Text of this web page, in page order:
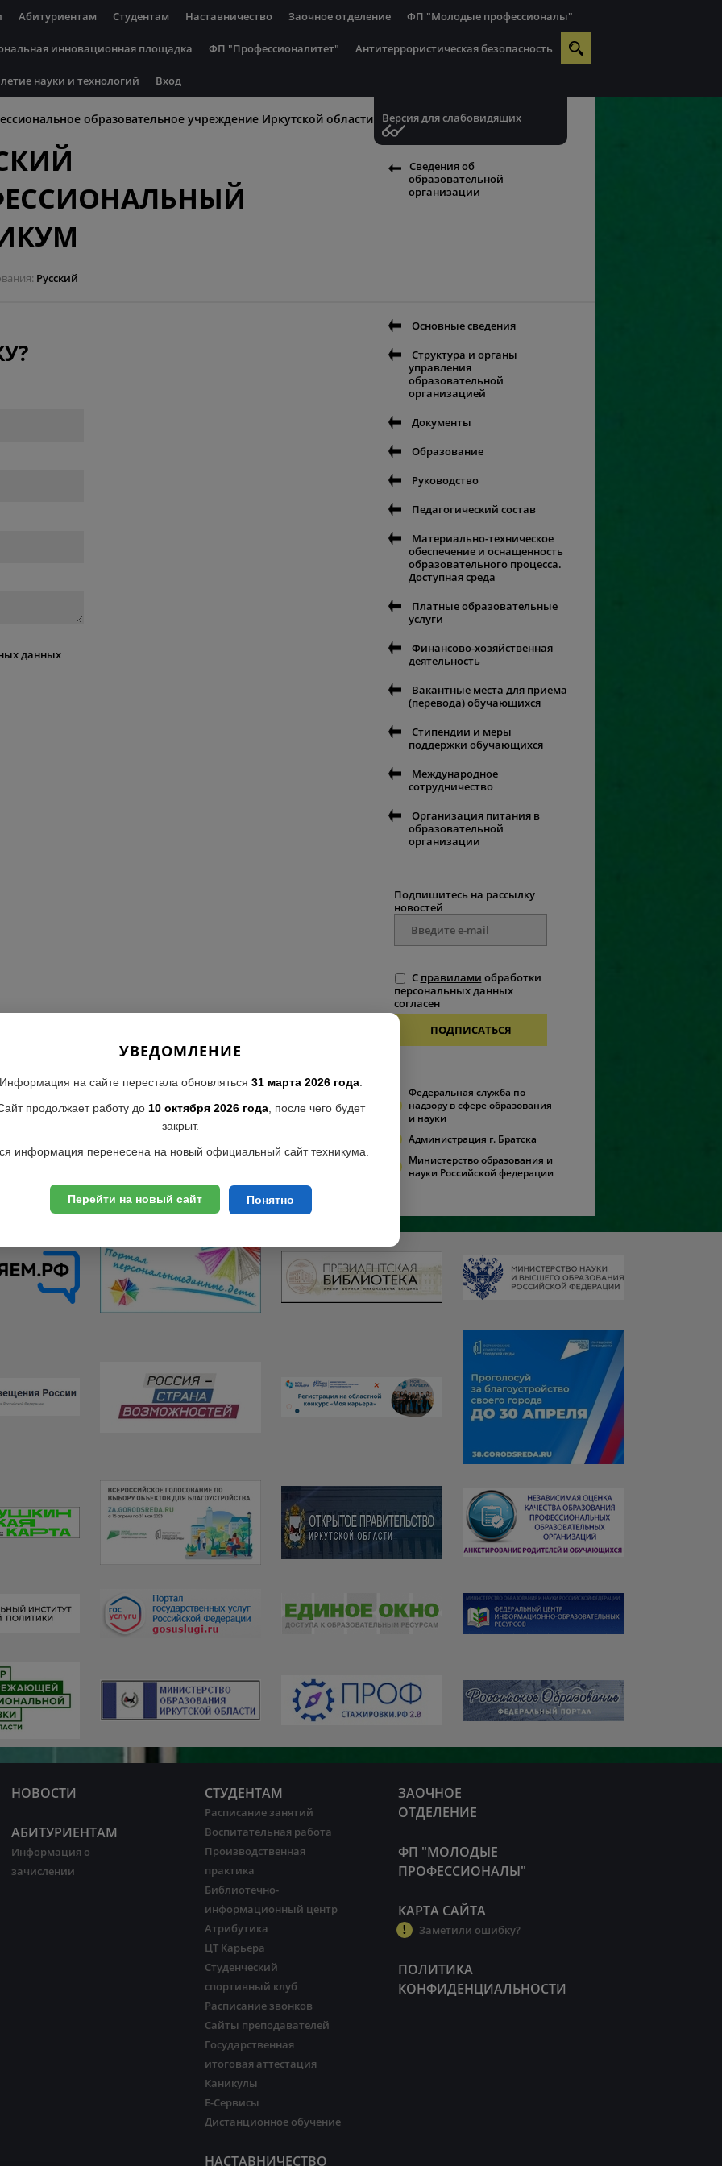
Абитуриентам Студентам Наставничество Заочное отделение ФП "Молодые профессионалы"
инновационная площадка ФП "Профессионалитет" Антитеррористическая безопасность
науки и технологий Вход
образовательное учреждение Иркутской области
Русский
Версия для слабовидящих
Сведения об
образовательной
организации
данных
Основные сведения
Структура и органы
управления
образовательной
организацией
Документы
Образование
Руководство
Педагогический состав
Материально-техническое
обеспечение и оснащенность
образовательного процесса.
Доступная среда
Платные образовательные
услуги
Финансово-хозяйственная
деятельность
Вакантные места для приема
(перевода) обучающихся
Стипендии и меры
поддержки обучающихся
Международное
сотрудничество
Организация питания в
образовательной
организации
Подпишитесь на рассылку
новостей
С правилами обработки
персональных данных
согласен
ПОДПИСАТЬСЯ
Федеральная служба по
надзору в сфере образования
и науки
Администрация г. Братска
Министерство образования и
науки Российской федерации
НОВОСТИ
АБИТУРИЕНТАМ
Информация о
зачислении
СТУДЕНТАМ
Расписание занятий
Воспитательная работа
Производственная
практика
Библиотечно-
информационный центр
Атрибутика
ЦТ Карьера
Студенческий
спортивный клуб
Расписание звонков
Сайты преподавателей
Государственная
итоговая аттестация
Каникулы
Е-Сервисы
Дистанционное обучение
НАСТАВНИЧЕСТВО
ЗАОЧНОЕ
ОТДЕЛЕНИЕ
ФП "МОЛОДЫЕ
ПРОФЕССИОНАЛЫ"
КАРТА САЙТА
Заметили ошибку?
ПОЛИТИКА
КОНФИДЕНЦИАЛЬНОСТИ
УВЕДОМЛЕНИЕ
на сайте перестала обновляться 31 марта 2026 года.
продолжает работу до 10 октября 2026 года, после чего будет
закрыт.
информация перенесена на новый официальный сайт техникума.
Перейти на новый сайт Понятно